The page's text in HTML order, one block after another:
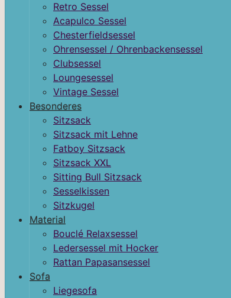
Retro Sessel
Acapulco Sessel
Chesterfieldsessel
Ohrensessel / Ohrenbackensessel
Clubsessel
Loungesessel
Vintage Sessel
Besonderes
Sitzsack
Sitzsack mit Lehne
Fatboy Sitzsack
Sitzsack XXL
Sitting Bull Sitzsack
Sesselkissen
Sitzkugel
Material
Bouclé Relaxsessel
Ledersessel mit Hocker
Rattan Papasansessel
Sofa
Liegesofa